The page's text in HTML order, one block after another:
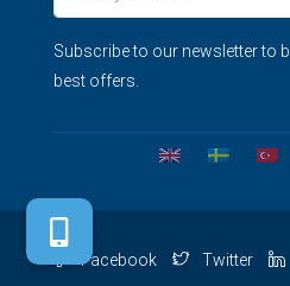
Subscribe to our newsletter to
best offers.
Facebook Twitter